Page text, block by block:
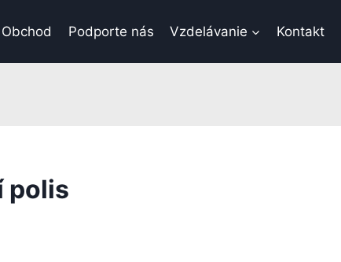
Obchod Podporte nás Vzdelávanie Kontakt
polis